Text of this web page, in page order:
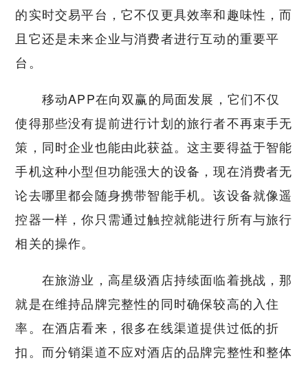
的实时交易平台，它不仅更具效率和趣味性，而
且它还是未来企业与消费者进行互动的重要平
台。
移动APP在向双赢的局面发展，它们不仅
使得那些没有提前进行计划的旅行者不再束手无
策，同时企业也能由此获益。这主要得益于智能
手机这种小型但功能强大的设备，现在消费者无
论去哪里都会随身携带智能手机。该设备就像遥
控器一样，你只需通过触控就能进行所有与旅行
相关的操作。
在旅游业，高星级酒店持续面临着挑战，那
就是在维持品牌完整性的同时确保较高的入住
率。在酒店看来，很多在线渠道提供过低的折
扣。而分销渠道不应对酒店的品牌完整性和整体